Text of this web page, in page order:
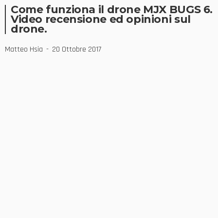
Come funziona il drone MJX BUGS 6.
Video recensione ed opinioni sul
drone.
Matteo Hsia 20 Ottobre 2017